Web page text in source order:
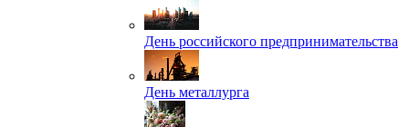
День российского предпринимательства
День металлурга